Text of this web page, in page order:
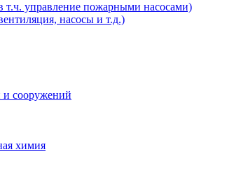
управление пожарными насосами)
насосы и т.д.)
и сооружений
химия